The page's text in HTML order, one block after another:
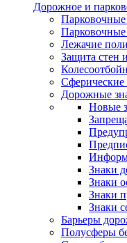
Дорожное и
Парковочные
Лежачие
Защита стен
Сферические
Дорожные
Новые
Знаки
Знаки
Знаки
Знаки
Барьеры
Полусферы